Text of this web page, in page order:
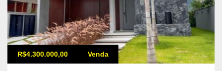
R$4.300.000,00 Venda